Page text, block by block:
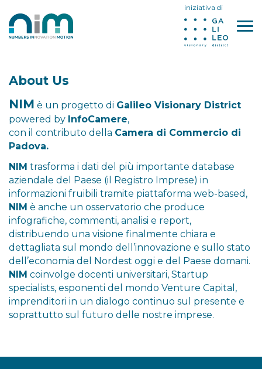
iniziativa di
About Us
NIM è un progetto di Galileo Visionary District
powered by InfoCamere,
con il contributo della Camera di Commercio di
Padova.
NIM trasforma i dati del più importante database
aziendale del Paese (il Registro Imprese) in
informazioni fruibili tramite piattaforma web-based,
NIM è anche un osservatorio che produce
infografiche, commenti, analisi e report,
distribuendo una visione finalmente chiara e
dettagliata sul mondo dell’innovazione e sullo stato
dell’economia del Nordest oggi e del Paese domani.
NIM coinvolge docenti universitari, Startup
specialists, esponenti del mondo Venture Capital,
imprenditori in un dialogo continuo sul presente e
soprattutto sul futuro delle nostre imprese.